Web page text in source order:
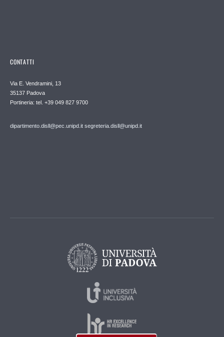
CONTATTI
Via E. Vendramini, 13
35137 Padova
Portineria: tel. +39 049 827 9700
dipartimento.disll@pec.unipd.it segreteria.disll@unipd.it